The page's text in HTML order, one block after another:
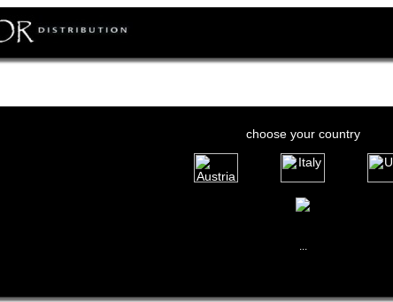
choose your country
...